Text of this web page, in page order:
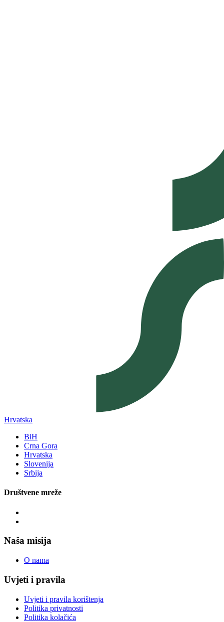
Hrvatska
BiH
Crna Gora
Hrvatska
Slovenija
Srbija
Društvene mreže
Naša misija
O nama
Uvjeti i pravila
Uvjeti i pravila korištenja
Politika privatnosti
Politika kolačića